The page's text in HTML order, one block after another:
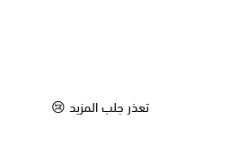
تعذر جلب المزيد 😢